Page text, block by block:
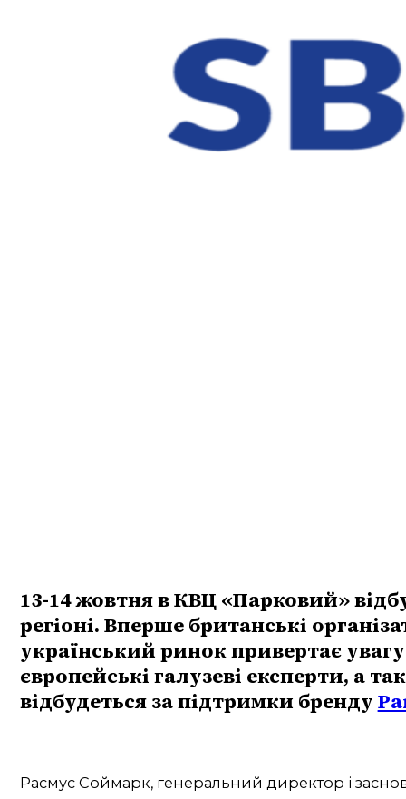
13-14 жовтня в КВЦ «Парковий»
регіоні. Вперше британські
український ринок привертає увагу
європейські галузеві експерти, а
відбудеться за підтримки бренду
Расмус Соймарк, генеральний директор і